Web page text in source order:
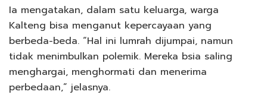
Ia mengatakan, dalam satu keluarga, warga
Kalteng bisa menganut kepercayaan yang
berbeda-beda. “Hal ini lumrah dijumpai, namun
tidak menimbulkan polemik. Mereka bsia saling
menghargai, menghormati dan menerima
perbedaan,” jelasnya.